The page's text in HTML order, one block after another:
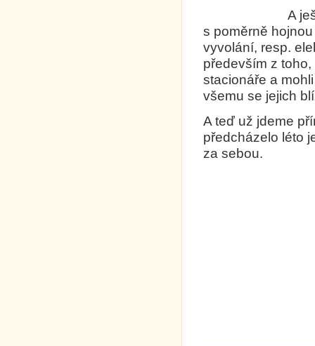
A ještě stojí
s poměrně
vyvolání, resp.
především z
stacionáře a
všemu se jejich
A teď už jdeme
předcházelo léto
za sebou.